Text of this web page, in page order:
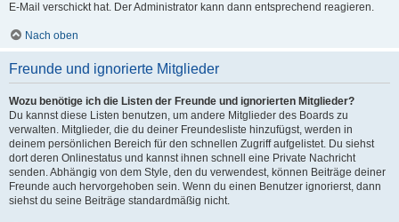
E-Mail verschickt hat. Der Administrator kann dann entsprechend reagieren.
Nach oben
Freunde und ignorierte Mitglieder
Wozu benötige ich die Listen der Freunde und ignorierten Mitglieder?
Du kannst diese Listen benutzen, um andere Mitglieder des Boards zu
verwalten. Mitglieder, die du deiner Freundesliste hinzufügst, werden in
deinem persönlichen Bereich für den schnellen Zugriff aufgelistet. Du siehst
dort deren Onlinestatus und kannst ihnen schnell eine Private Nachricht
senden. Abhängig von dem Style, den du verwendest, können Beiträge deiner
Freunde auch hervorgehoben sein. Wenn du einen Benutzer ignorierst, dann
siehst du seine Beiträge standardmäßig nicht.